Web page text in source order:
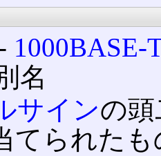
1000BASE-
名
サインの
てられたも